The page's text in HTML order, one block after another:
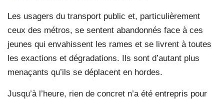
Les usagers du transport public et, particulièrement
ceux des métros, se sentent abandonnés face à ces
jeunes qui envahissent les rames et se livrent à toutes
les exactions et dégradations. Ils sont d’autant plus
menaçants qu’ils se déplacent en hordes.
Jusqu’à l’heure, rien de concret n’a été entrepris pour